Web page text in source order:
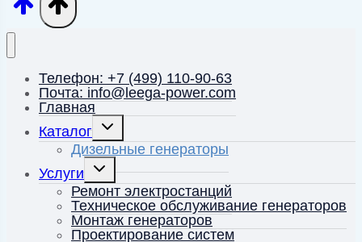
Телефон: +7 (499) 110-90-63
Почта: info@leega-power.com
Главная
Каталог
Переключить
меню
Дизельные генераторы
Услуги
Переключить
дочернее
меню
Ремонт электростанций
Техническое обслуживание генераторов
Монтаж генераторов
Проектирование систем